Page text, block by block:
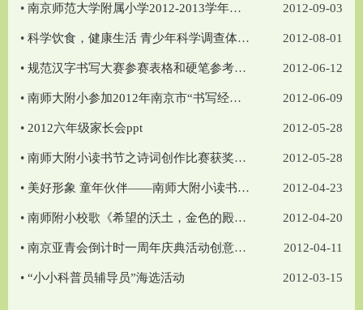
• 南京师范大学附属小学2012-2013学年度第一学期总课表 2012-09-03
• 科学饮食，健康生活 青少年科学调查体验活动活动手册 2012-08-01
• 规范汉字书写大赛参赛表格和硬笔参考样式 2012-06-12
• 南师大附小参加2012年南京市“书写经典”规范汉字书写大赛通知 2012-06-09
• 2012六年级家长会ppt 2012-05-28
• 南师大附小读书节之诗词创作比赛获奖名单 2012-05-28
• 美好形象 童年伙伴——南师大附小读书节之诗词创作比赛方案 2012-04-23
• 南师附小校歌《希望的沃土，金色的殿堂》 2012-04-20
• 南京亚青会倒计时一周年庆典活动创意征集意见表 2012-04-11
• “小小科普员辅导员”海选活动 2012-03-15